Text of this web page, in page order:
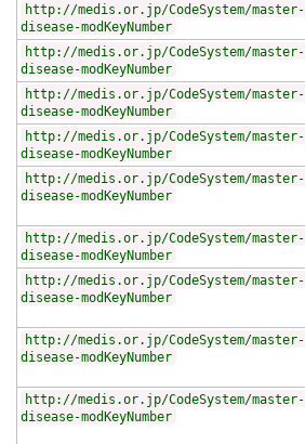
http://medis.or.jp/CodeSystem/master-
disease-modKeyNumber
http://medis.or.jp/CodeSystem/master-
disease-modKeyNumber
http://medis.or.jp/CodeSystem/master-
disease-modKeyNumber
http://medis.or.jp/CodeSystem/master-
disease-modKeyNumber
http://medis.or.jp/CodeSystem/master-
disease-modKeyNumber
http://medis.or.jp/CodeSystem/master-
disease-modKeyNumber
http://medis.or.jp/CodeSystem/master-
disease-modKeyNumber
http://medis.or.jp/CodeSystem/master-
disease-modKeyNumber
http://medis.or.jp/CodeSystem/master-
disease-modKeyNumber